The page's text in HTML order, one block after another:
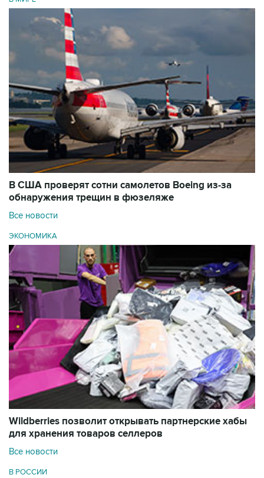
В США проверят сотни самолетов Boeing из-за
обнаружения трещин в фюзеляже
Все новости
ЭКОНОМИКА
Wildberries позволит открывать партнерские хабы
для хранения товаров селлеров
Все новости
В РОССИИ